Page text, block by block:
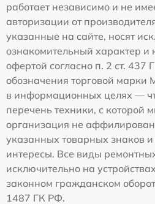
работает независимо и не
авторизации от
указанные на сайте, носят
ознакомительный характер и
офертой согласно п. 2 ст.
обозначения торговой марки
в информационных целях —
перечень техники, с которой
организация не
указанных товарных знаков и
интересы. Все виды
исключительно на
законном гражданском
1487 ГК РФ.